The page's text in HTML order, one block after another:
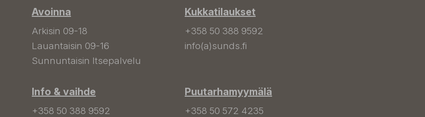
Avoinna
Arkisin 09-18
Lauantaisin 09-16
Sunnuntaisin Itsepalvelu
Info & vaihde
+358 50 388 9592
Kukkatilaukset
+358 50 388 9592
info(a)sunds.fi
Puutarhamyymälä
+358 50 572 4235